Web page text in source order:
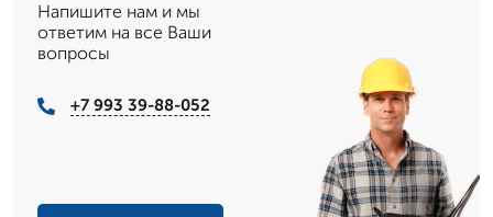
Напишите нам и мы
ответим на все Ваши
вопросы
+7 993 39-88-052